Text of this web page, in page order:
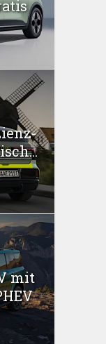
mit